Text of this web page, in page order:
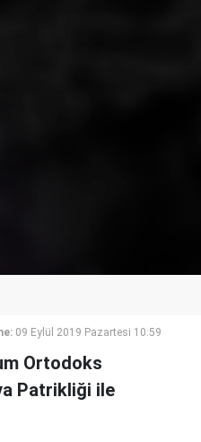
09 Eylül 2019 Pazartesi 10:59
Ortodoks
Patrikliği ile